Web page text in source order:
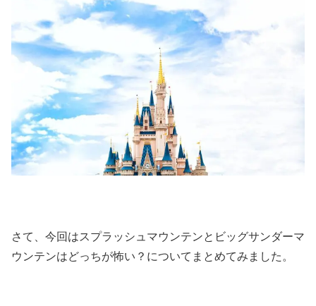
さて、今回はスプラッシュマウンテンとビッグサンダーマ
ウンテンはどっちが怖い？についてまとめてみました。